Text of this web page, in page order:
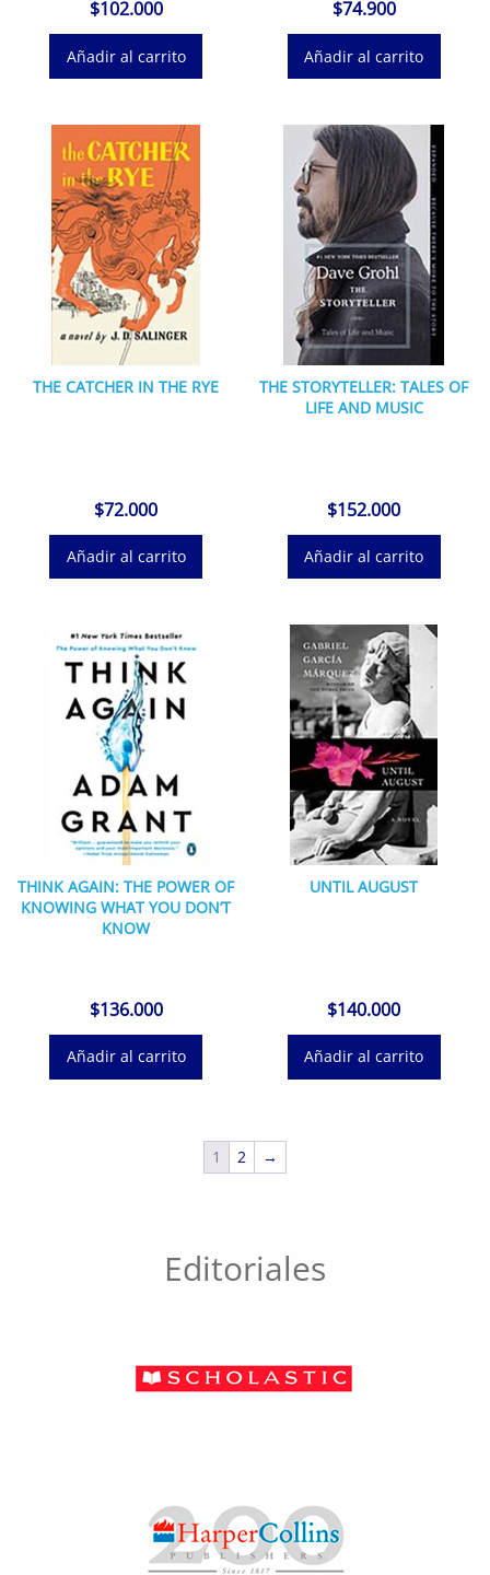
$102.000
Añadir al carrito
$74.900
Añadir al carrito
THE CATCHER IN THE RYE
$72.000
Añadir al carrito
THE STORYTELLER: TALES OF
LIFE AND MUSIC
$152.000
Añadir al carrito
THINK AGAIN: THE POWER OF
KNOWING WHAT YOU DON’T
KNOW
$136.000
Añadir al carrito
UNTIL AUGUST
$140.000
Añadir al carrito
1 2 →
Editoriales